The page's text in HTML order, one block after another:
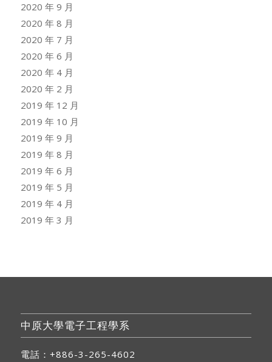
2020 年 9 月
2020 年 8 月
2020 年 7 月
2020 年 6 月
2020 年 4 月
2020 年 2 月
2019 年 12 月
2019 年 10 月
2019 年 9 月
2019 年 8 月
2019 年 6 月
2019 年 5 月
2019 年 4 月
2019 年 3 月
中原大學電子工程學系
電話：+886-3-265-4602